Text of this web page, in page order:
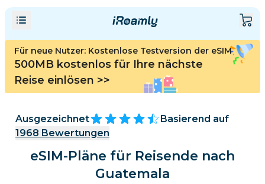
Für neue Nutzer: Kostenlose Testversion der eSIM
500MB kostenlos für Ihre nächste
Reise einlösen >>
Ausgezeichnet
Basierend auf
1968 Bewertungen
eSIM-Pläne für Reisende nach
Guatemala